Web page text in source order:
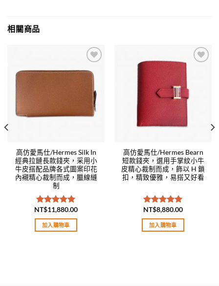
相關商品
Add to
wishlist
高仿愛馬仕/Hermes Silk In
經典拉鏈長款錢夾，采用小
牛皮搭配品牌各式圖案印花
內襯精心裁制而成，臘線縫
制
評分5.00
滿分 5
NT$11,880.00
加入購物車
高仿愛馬仕/Hermes Bearn
短款錢夾，選用手掌紋小牛
皮精心裁制而成，飾以 H 鎖
扣，精致優雅，易搭又好看
評分5.00
滿分 5
NT$8,880.00
加入購物車